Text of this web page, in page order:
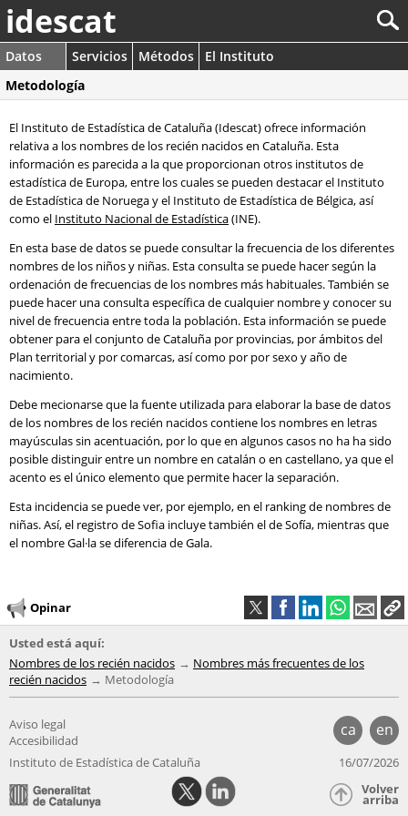
idescat
Datos Servicios Métodos
El Instituto
Metodología
El Instituto de Estadística de Cataluña (Idescat) ofrece información
relativa a los nombres de los recién nacidos en Cataluña. Esta
información es parecida a la que proporcionan otros institutos de
estadística de Europa, entre los cuales se pueden destacar el Instituto
de Estadística de Noruega y el Instituto de Estadística de Bélgica, así
como el Instituto Nacional de Estadística(INE).
En esta base de datos se puede consultar la frecuencia de los diferentes
nombres de los niños y niñas. Esta consulta se puede hacer según la
ordenación de frecuencias de los nombres más habituales. También se
puede hacer una consulta específica de cualquier nombre y conocer su
nivel de frecuencia entre toda la población. Esta información se puede
obtener para el conjunto de Cataluña por provincias, por ámbitos del
Plan territorial y por comarcas, así como por por sexo y año de
nacimiento.
Debe mecionarse que la fuente utilizada para elaborar la base de datos
de los nombres de los recién nacidos contiene los nombres en letras
mayúsculas sin acentuación, por lo que en algunos casos no ha ha sido
posible distinguir entre un nombre en catalán o en castellano, ya que el
acento es el único elemento que permite hacer la separación.
Esta incidencia se puede ver, por ejemplo, en el ranking de nombres de
niñas. Así, el registro de Sofia incluye también el de Sofía, mientras que
el nombre Gal·la se diferencia de Gala.
Opinar
Usted está aquí:
Nombres de los recién nacidos
Nombres más frecuentes de los
recién nacidos
Metodología
ca en
Aviso legal
Accesibilidad
Instituto de Estadística de Cataluña
16/07/2026
Volver
arriba